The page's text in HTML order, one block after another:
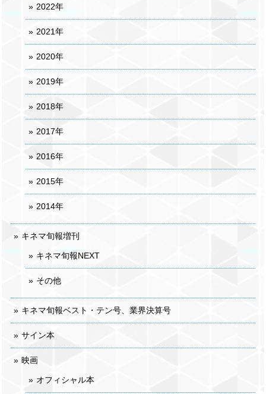
2022年
2021年
2020年
2019年
2018年
2017年
2016年
2015年
2014年
キネマ旬報増刊
キネマ旬報NEXT
その他
キネマ旬報ベスト・テン号、業界決算号
サイン本
映画
オフィシャル本